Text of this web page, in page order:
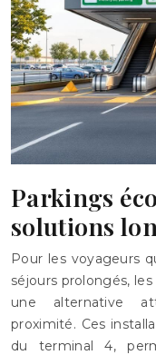
Parkings
solutions
Pour les voyageurs
séjours prolongés,
une alternative
proximité. Ces
du terminal 4,